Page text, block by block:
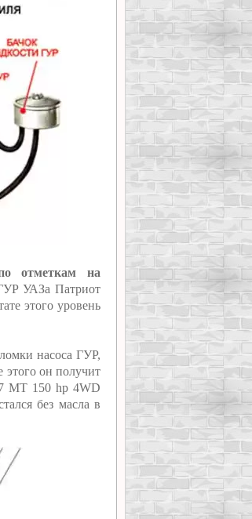
отметкам на
УАЗа Патриот
этого уровень
насоса ГУР,
этого он получит
MT 150 hp 4WD
без масла в